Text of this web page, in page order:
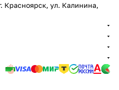
Красноярск, ул. Калинина,